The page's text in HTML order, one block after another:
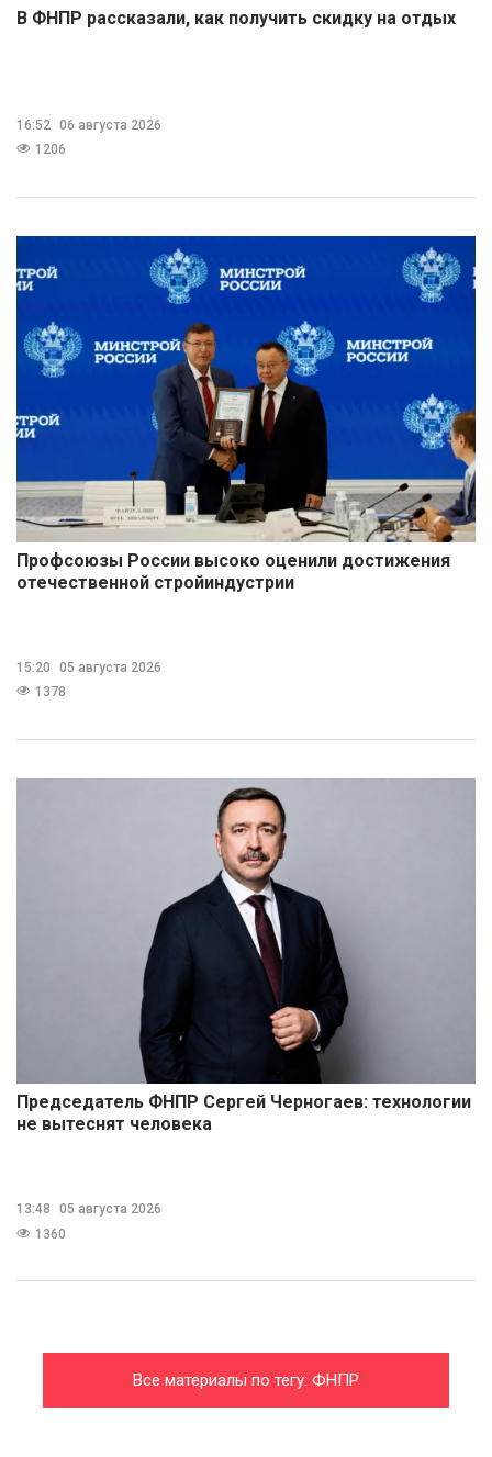
В ФНПР рассказали, как получить скидку на отдых
16:52 06 августа 2026
1206
Профсоюзы России высоко оценили достижения
отечественной стройиндустрии
15:20
05 августа 2026
1378
Председатель ФНПР Сергей Черногаев: технологии
не вытеснят человека
13:48
05 августа 2026
1360
Все материалы по тегу: ФНПР